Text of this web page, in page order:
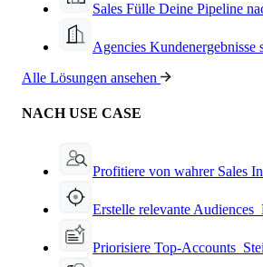
Sales Fülle Deine Pipeline
Agencies Kundenergebnisse
Alle Lösungen ansehen
NACH USE CASE
Profitiere von wahrer Sales
Erstelle relevante Audiences
Priorisiere Top-Accounts